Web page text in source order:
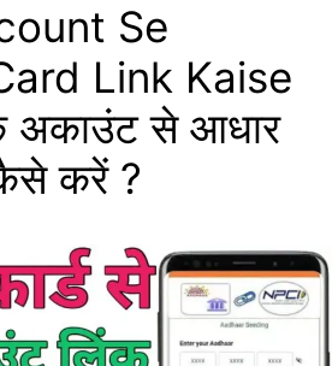
Se
Link Kaise
अकाउंट से आधार
करें ?